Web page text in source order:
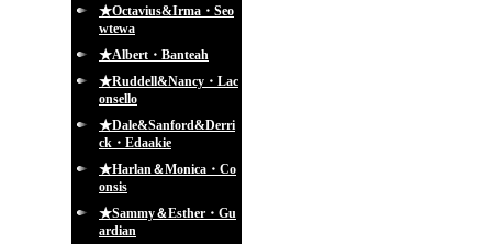
★Octavius&Irma・Seo
wtewa
★Albert・Banteah
★Ruddell&Nancy・Lac
onsello
★Dale&Sanford&Derri
ck・Edaakie
★Harlan＆Monica・Co
onsis
★Sammy＆Esther・Gu
ardian